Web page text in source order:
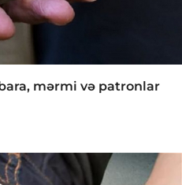
mərmi və patronlar